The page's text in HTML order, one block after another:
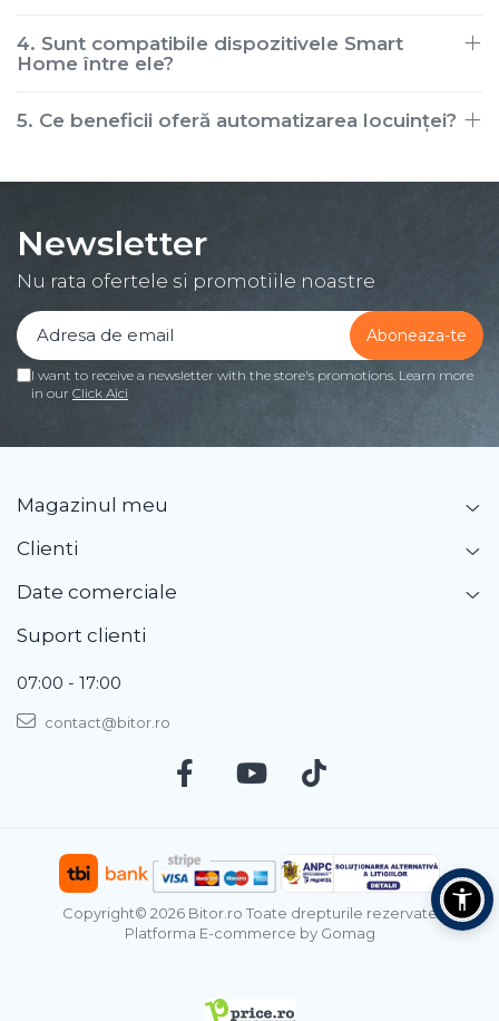
4. Sunt compatibile dispozitivele Smart
Home între ele?
5. Ce beneficii oferă automatizarea locuinței?
Newsletter
Nu rata ofertele si promotiile noastre
I want to receive a newsletter with the store's promotions. Learn more
in our Click Aici
Magazinul meu
Clienti
Date comerciale
Suport clienti
07:00 - 17:00
contact@bitor.ro
Copyright© 2026 Bitor.ro Toate drepturile rezervate
Platforma E-commerce by Gomag